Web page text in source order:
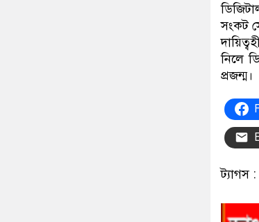
সংকট
নিলে
প্রজন্ম।
ট্যাগস :